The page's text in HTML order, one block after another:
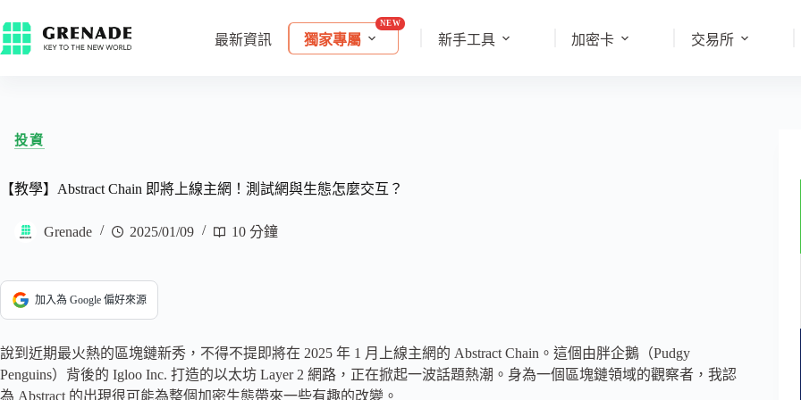
最新資訊 獨家專屬 新手工具 加密卡 交易所
投資
【教學】Abstract Chain 即將上線主網！測試網與生態怎麼交互？
Grenade 2025/01/09 10 分鐘
加入為 Google 偏好來源
說到近期最火熱的區塊鏈新秀，不得不提即將在 2025 年 1 月上線主網的 Abstract Chain。這個由胖企鵝（Pudgy
Penguins）背後的 Igloo Inc. 打造的以太坊 Layer 2 網路，正在掀起一波話題熱潮。身為一個區塊鏈領域的觀察者，我認
為 Abstract 的出現很可能為整個加密生態帶來一些有趣的改變。